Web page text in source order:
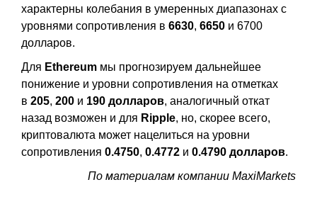
характерны колебания в умеренных диапазонах с
уровнями сопротивления в 6630, 6650 и 6700
долларов.
Для Ethereum мы прогнозируем дальнейшее
понижение и уровни сопротивления на отметках
в 205, 200 и 190 долларов, аналогичный откат
назад возможен и для Ripple, но, скорее всего,
криптовалюта может нацелиться на уровни
сопротивления 0.4750, 0.4772 и 0.4790 долларов.
По материалам компании MaxiMarkets